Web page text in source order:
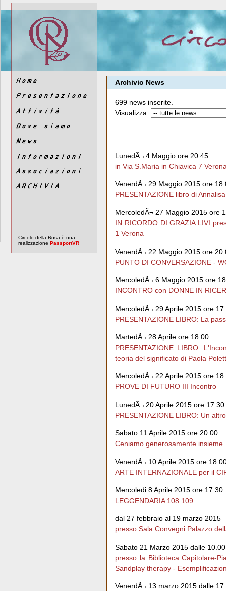
Circolo della Rosa è una
realizzazione PassportVR
Archivio News
699 news inserite.
Visualizza:
LunedÃ¬ 4 Maggio ore 20.45
in Via S.Maria in Chiavica 7
VenerdÃ¬ 29 Maggio 2015 ore
PRESENTAZIONE libro di
MercoledÃ¬ 27 Maggio 2015 ore
IN RICORDO DI GRAZIA LIVI
1 Verona
VenerdÃ¬ 22 Maggio 2015 ore
PUNTO DI CONVERSAZIONE -
MercoledÃ¬ 6 Maggio 2015 ore
INCONTRO con DONNE IN
MercoledÃ¬ 29 Aprile 2015 ore
PRESENTAZIONE LIBRO: La
MartedÃ¬ 28 Aprile ore 18.00
PRESENTAZIONE LIBRO:
teoria del significato di Paola
MercoledÃ¬ 22 Aprile 2015 ore
PROVE DI FUTURO III Incontro
LunedÃ¬ 20 Aprile 2015 ore 17.30
PRESENTAZIONE LIBRO: Un
Sabato 11 Aprile 2015 ore 20.00
Ceniamo generosamente insieme
VenerdÃ¬ 10 Aprile 2015 ore
ARTE INTERNAZIONALE per il
Mercoledi 8 Aprile 2015 ore 17.30
LEGGENDARIA 108 109
dal 27 febbraio al 19 marzo 2015
presso Sala Convegni Palazzo
Sabato 21 Marzo 2015 dalle
presso la Biblioteca Capitolare-
Sandplay therapy -
VenerdÃ¬ 13 marzo 2015 dalle